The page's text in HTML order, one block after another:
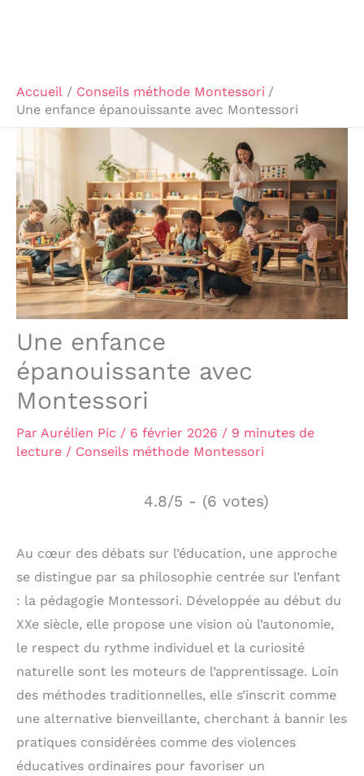
Accueil
Conseils méthode Montessori
Une enfance épanouissante avec Montessori
Une enfance
épanouissante avec
Montessori
Par Aurélien Pic / 6 février 2026 / 9 minutes de
lecture / Conseils méthode Montessori
4.8/5 - (6 votes)
Au cœur des débats sur l’éducation, une approche
se distingue par sa philosophie centrée sur l’enfant
: la pédagogie Montessori. Développée au début du
XXe siècle, elle propose une vision où l’autonomie,
le respect du rythme individuel et la curiosité
naturelle sont les moteurs de l’apprentissage. Loin
des méthodes traditionnelles, elle s’inscrit comme
une alternative bienveillante, cherchant à bannir les
pratiques considérées comme des violences
éducatives ordinaires pour favoriser un